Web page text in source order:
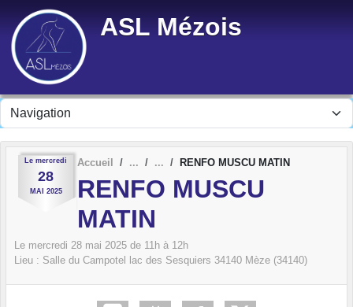
ASL Mézois
Le mercredi
28
MAI 2025
Accueil RENFO MUSCU MATIN
RENFO MUSCU
MATIN
Le mercredi 28 mai 2025 de 11h à 12h
Lieu : Salle du Campotel lac des Sesquiers 34140 Mèze (34140)
Panneau de gestion des cookies